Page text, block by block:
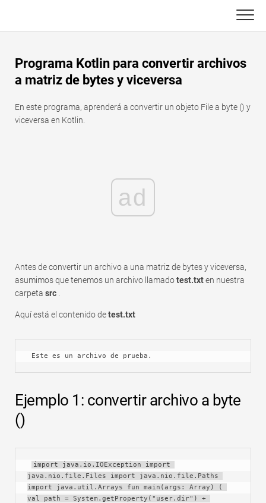
content
Funciones de Excel
Gráfico
Noticias
Tabla dinámica
TechTV
C ++
Rápido
Programa Kotlin para convertir archivos
a matriz de bytes y viceversa
En este programa, aprenderá a convertir un objeto File a byte () y
viceversa en Kotlin.
ad
Antes de convertir un archivo a una matriz de bytes y viceversa,
asumimos que tenemos un archivo llamadotest.txten nuestra
carpeta src
Aquí está el contenido detest.txt
Este es un archivo de prueba.
Ejemplo 1: convertir archivo a byte
()
import java.io.IOException import
java.nio.file.Files import java.nio.file.Paths
import java.util.Arrays fun main(args: Array) (
val path = System.getProperty("user.dir") +